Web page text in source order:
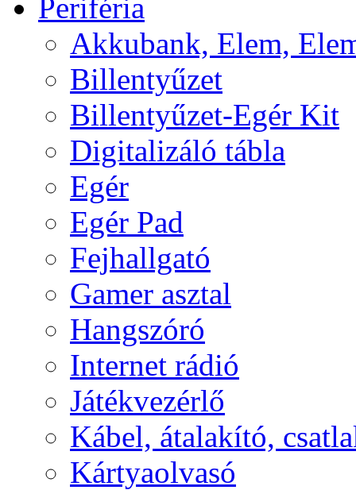
Periféria
Akkubank, Elem,
Billentyűzet
Billentyűzet-Egér Kit
Digitalizáló tábla
Egér
Egér Pad
Fejhallgató
Gamer asztal
Hangszóró
Internet rádió
Játékvezérlő
Kábel, átalakító,
Kártyaolvasó